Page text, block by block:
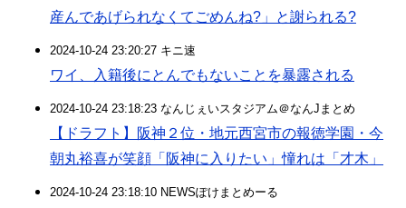
産んであげられなくてごめんね?」と謝られる?
2024-10-24 23:20:27 キニ速
ワイ、入籍後にとんでもないことを暴露される
2024-10-24 23:18:23 なんじぇいスタジアム＠なんJまとめ
【ドラフト】阪神２位・地元西宮市の報徳学園・今
朝丸裕喜が笑顔「阪神に入りたい」憧れは「才木」
2024-10-24 23:18:10 NEWSぽけまとめーる